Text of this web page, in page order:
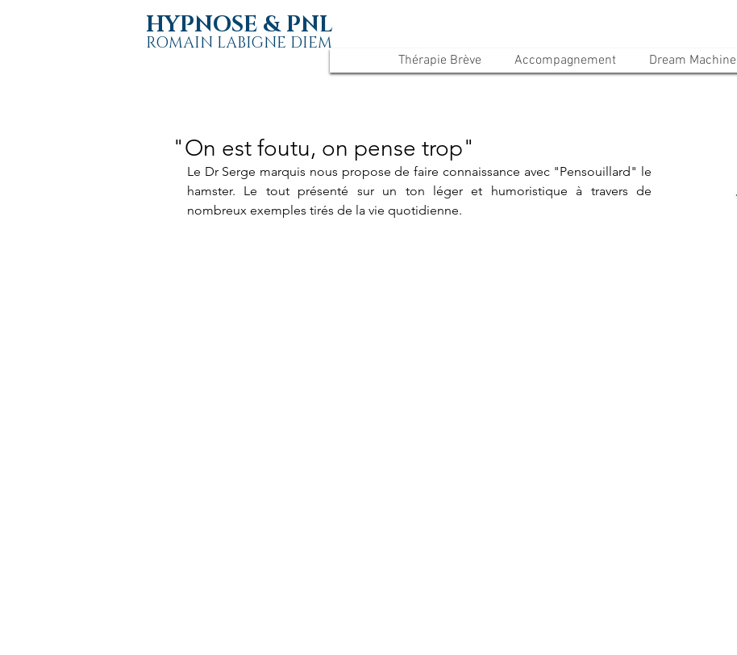
HYPNOSE & PNL
ROMAIN LABIGNE DIEM
Thérapie Brève Accompagnement Dream Machine
"On est foutu, on pense trop"
Le Dr Serge marquis nous propose de faire connaissance avec "Pensouillard" le
hamster. Le tout présenté sur un ton léger et humoristique à travers de
nombreux exemples tirés de la vie quotidienne.